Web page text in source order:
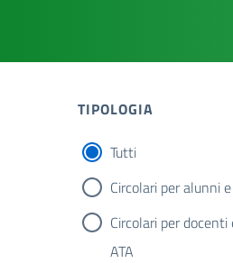
TIPOLOGIA
Tutti
Circolari per alunni
Circolari per
ATA